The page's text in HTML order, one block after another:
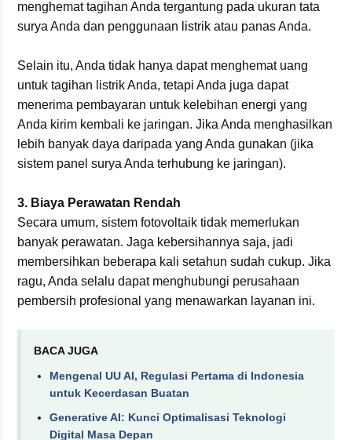
menghemat tagihan Anda tergantung pada ukuran tata
surya Anda dan penggunaan listrik atau panas Anda.
Selain itu, Anda tidak hanya dapat menghemat uang
untuk tagihan listrik Anda, tetapi Anda juga dapat
menerima pembayaran untuk kelebihan energi yang
Anda kirim kembali ke jaringan. Jika Anda menghasilkan
lebih banyak daya daripada yang Anda gunakan (jika
sistem panel surya Anda terhubung ke jaringan).
3. Biaya Perawatan Rendah
Secara umum, sistem fotovoltaik tidak memerlukan
banyak perawatan. Jaga kebersihannya saja, jadi
membersihkan beberapa kali setahun sudah cukup. Jika
ragu, Anda selalu dapat menghubungi perusahaan
pembersih profesional yang menawarkan layanan ini.
BACA JUGA
Mengenal UU AI, Regulasi Pertama di Indonesia
untuk Kecerdasan Buatan
Generative AI: Kunci Optimalisasi Teknologi
Digital Masa Depan